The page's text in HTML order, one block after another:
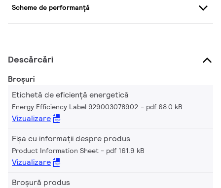
Scheme de performanță
Descărcări
Broșuri
Etichetă de eficiență energetică
Energy Efficiency Label 929003078902 pdf 68.0 kB
Vizualizare
Fișa cu informații despre produs
Product Information Sheet pdf 161.9 kB
Vizualizare
Broșură produs